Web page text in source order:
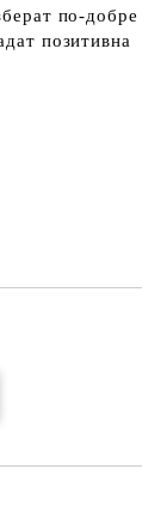
по-добре
позитивна